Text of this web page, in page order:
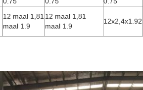
12 maal 1,81
maal 1.9
12 maal 1,81
maal 1.9
12x2,4x1.92